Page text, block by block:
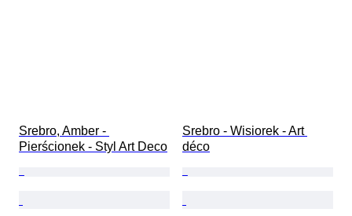
Srebro, Amber -
Pierścionek - Styl Art Deco
Srebro - Wisiorek - Art
déco